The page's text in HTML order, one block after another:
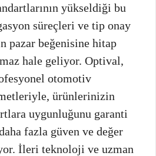
yükseldiği bu
süreçleri ve tip onay
pazar beğenisine hitap
hale geliyor. Optival,
otomotiv
ürünlerinizin
uygunluğunu garanti
fazla güven ve değer
İleri teknoloji ve uzman